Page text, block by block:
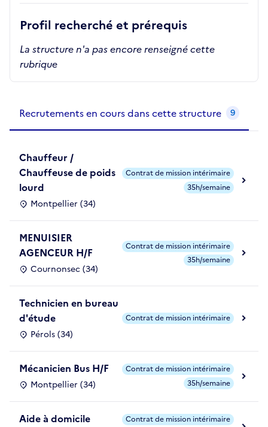
Profil recherché et prérequis
La structure n'a pas encore renseigné cette
rubrique
Recrutements en cours dans cette structure 9
Chauffeur /
Chauffeuse de poids
lourd
Montpellier (34)
Contrat de mission intérimaire
35h/semaine
MENUISIER
AGENCEUR H/F
Cournonsec (34)
Contrat de mission intérimaire
35h/semaine
Technicien en bureau
d'étude
Pérols (34)
Contrat de mission intérimaire
Mécanicien Bus H/F
Montpellier (34)
Contrat de mission intérimaire
35h/semaine
Aide à domicile
Contrat de mission intérimaire